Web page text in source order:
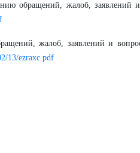
обращений, жалоб, заявлений
жалоб, заявлений и
13/ezraxc.pdf